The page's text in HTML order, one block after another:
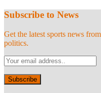
Subscribe to News
Get the latest sports news
politics.